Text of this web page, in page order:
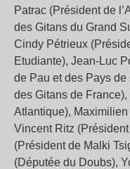
Patrac (Président de
des Gitans du Grand
Cindy Pétrieux
Etudiante), Jean-Luc
de Pau et des Pays de
des Gitans de
Atlantique),
Vincent Ritz
(Président de Malki
(Députée du Doubs),